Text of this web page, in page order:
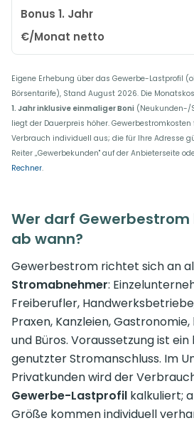
Eigene Erhebung über das Gewerbe-Lastprofil
Börsentarife), Stand August 2026. Die
1. Jahr inklusive einmaliger Boni (Neukunden-/
liegt der Dauerpreis höher.
Verbrauch individuell aus; die für Ihre Adresse
Reiter „Gewerbekunden" auf der Anbieterseite
Rechner.
Wer darf
ab wann?
Gewerbestrom richtet sich an
Stromabnehmer:
Freiberufler,
Praxen, Kanzleien,
und Büros. Voraussetzung ist
genutzter Stromanschluss. Im
Privatkunden wird der
Gewerbe-Lastprofil kalkuliert;
Größe kommen individuell